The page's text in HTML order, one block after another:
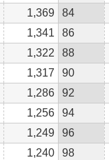
1,369 84
1,341 86
1,322 88
1,317 90
1,286 92
1,256 94
1,249 96
1,240 98